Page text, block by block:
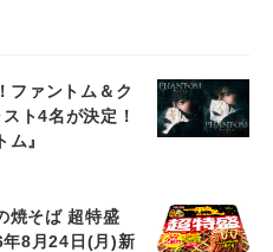
ファントム＆ク
ト4名が決定！
』
焼そば 超特盛
8月24日(月)新